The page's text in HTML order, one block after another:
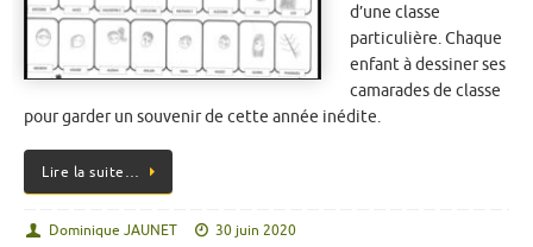
d’une classe
particulière. Chaque
enfant à dessiner ses
camarades de classe
pour garder un souvenir de cette année inédite.
Lire la suite…
Dominique JAUNET
30 juin 2020